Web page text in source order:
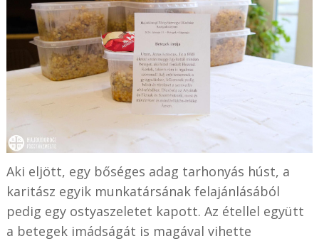
Aki eljött, egy bőséges adag tarhonyás húst, a
karitász egyik munkatársának felajánlásából
pedig egy ostyaszeletet kapott. Az étellel együtt
a betegek imádságát is magával vihette